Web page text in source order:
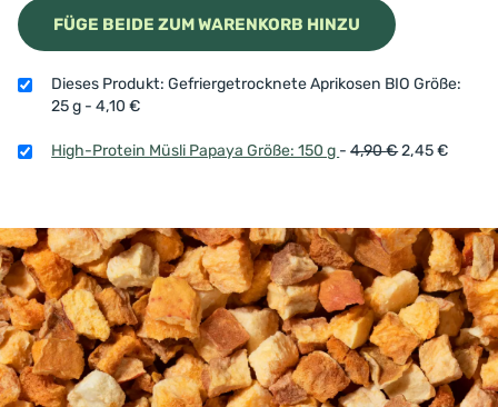
FÜGE BEIDE ZUM WARENKORB HINZU
Dieses Produkt: Gefriergetrocknete Aprikosen BIO Größe:
25 g -4,10€
High-Protein Müsli Papaya Größe: 150 g -4,90€2,45€